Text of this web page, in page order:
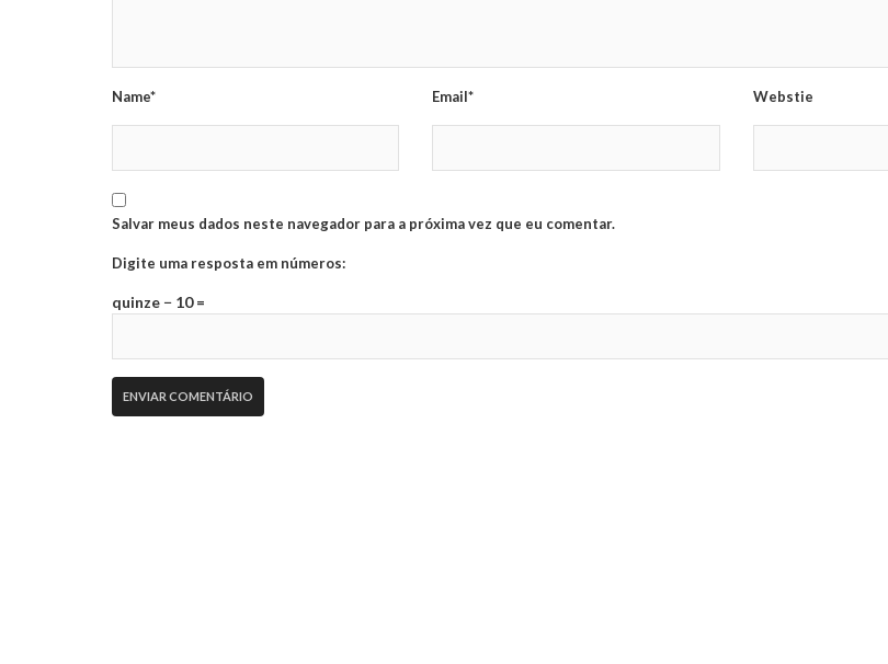
Name* Email* Webstie
Salvar meus dados neste navegador para a próxima vez que eu comentar.
Digite uma resposta em números:
quinze − 10 =